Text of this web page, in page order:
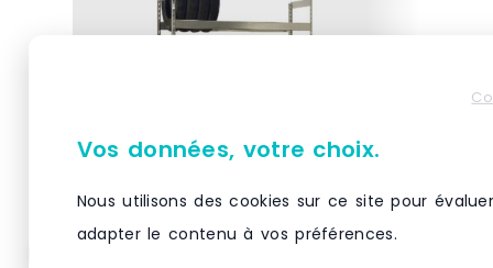
Vos données, votre choix.
Nous utilisons des cookies sur ce site pour
adapter le contenu à vos préférences.